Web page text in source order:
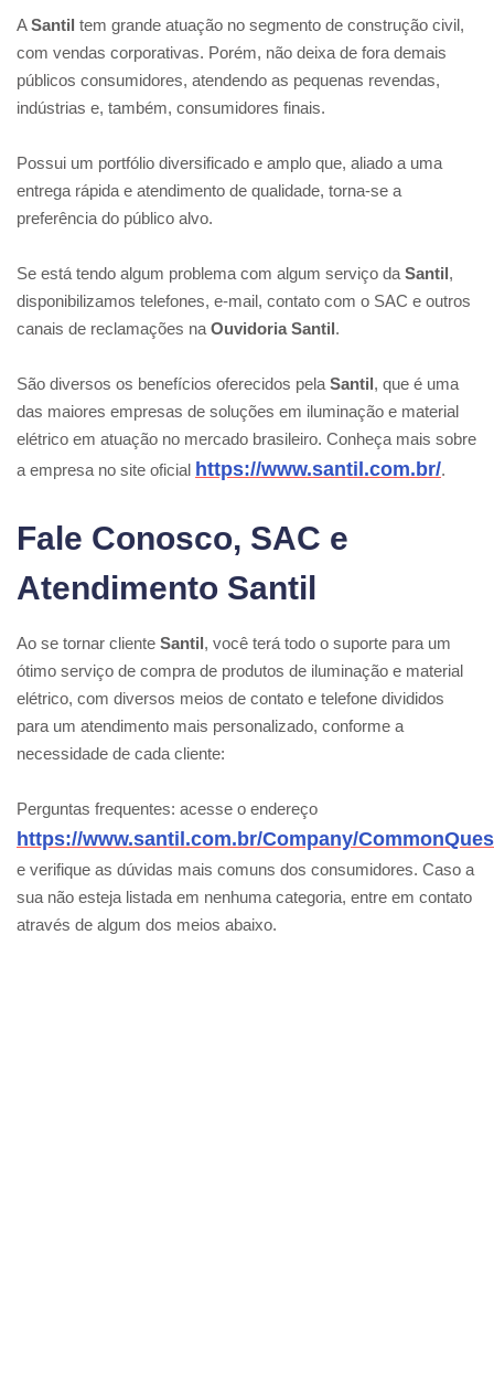
ASantil tem grande atuação no segmento de construção civil,
com vendas corporativas. Porém, não deixa de fora demais
públicos consumidores, atendendo as pequenas revendas,
indústrias e, também, consumidores finais.
Possui um portfólio diversificado e amplo que, aliado a uma
entrega rápida e atendimento de qualidade, torna-se a
preferência do público alvo.
Se está tendo algum problema com algum serviço da Santil,
disponibilizamos telefones, e-mail, contato com o SAC e outros
canais de reclamações na Ouvidoria Santil.
São diversos os benefícios oferecidos pela Santil, que é uma
das maiores empresas de soluções em iluminação e material
elétrico em atuação no mercado brasileiro. Conheça mais sobre
a empresa no site oficial https://www.santil.com.br/.
Fale Conosco, SAC e
Atendimento Santil
Ao se tornar cliente Santil, você terá todo o suporte para um
ótimo serviço de compra de produtos de iluminação e material
elétrico, com diversos meios de contato e telefone divididos
para um atendimento mais personalizado, conforme a
necessidade de cada cliente:
Perguntas frequentes: acesse o endereço
https://www.santil.com.br/Company/
e verifique as dúvidas mais comuns dos consumidores. Caso a
sua não esteja listada em nenhuma categoria, entre em contato
através de algum dos meios abaixo.